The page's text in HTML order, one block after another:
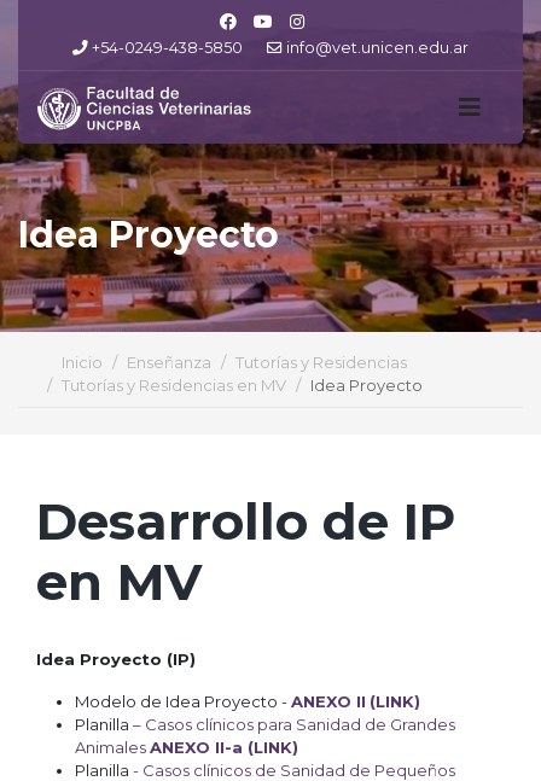
+54-0249-438-5850 info@vet.unicen.edu.ar
Idea Proyecto
Inicio Enseñanza
Tutorías y Residencias
Tutorías y Residencias en MV
Idea Proyecto
Desarrollo de IP
en MV
Idea Proyecto (IP)
Modelo de Idea Proyecto -ANEXO II (LINK)
Planilla – Casos clínicos para Sanidad de Grandes
AnimalesANEXO II-a (LINK)
Planilla - Casos clínicos de Sanidad de Pequeños